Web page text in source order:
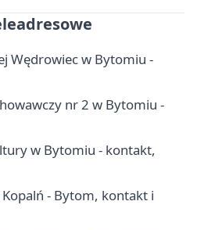
Wędrowiec w Bytomiu -
nr 2 w Bytomiu -
w Bytomiu - kontakt,
- Bytom, kontakt i